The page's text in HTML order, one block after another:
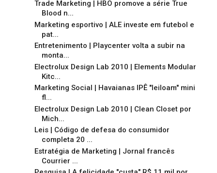
Trade Marketing | HBO promove a série True
Blood n...
Marketing esportivo | ALE investe em futebol e
pat...
Entretenimento | Playcenter volta a subir na
monta...
Electrolux Design Lab 2010 | Elements Modular
Kitc...
Marketing Social | Havaianas IPÊ "leiloam" mini
fl...
Electrolux Design Lab 2010 | Clean Closet por
Mich...
Leis | Código de defesa do consumidor
completa 20 ...
Estratégia de Marketing | Jornal francês
Courrier ...